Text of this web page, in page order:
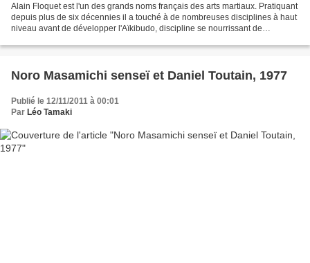
Alain Floquet est l'un des grands noms français des arts martiaux. Pratiquant
depuis plus de six décennies il a touché à de nombreuses disciplines à haut
niveau avant de développer l'Aïkibudo, discipline se nourrissant de
Noro Masamichi senseï et Daniel Toutain, 1977
Publié le 12/11/2011 à 00:01
Par Léo Tamaki